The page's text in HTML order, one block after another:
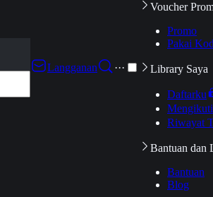
Langganan
···
Voucher
Promo
Pakai
Library Saya
Daftarku
Mengikuti
Riwayat
Bantuan dan
Bantuan
Blog